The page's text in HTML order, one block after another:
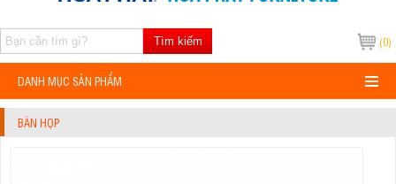
(0)
Tìm kiếm
DANH MỤC SẢN PHẨM
BÀN HỌP